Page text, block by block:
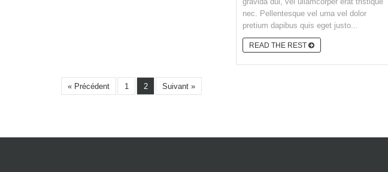
nec. Pellentesque vel urna vel dolor
pretium dapibus quis eget justo...
READ THE REST
« Précédent 1 2 Suivant »